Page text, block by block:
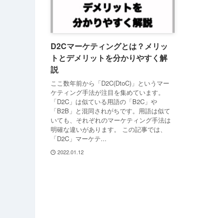
D2Cマーケティングとは？メリッ
トとデメリットを分かりやすく解
説
ここ数年前から「D2C(DtoC)」というマー
ケティング手法が注目を集めています。
「D2C」は似ている用語の「B2C」や
「B2B」と混同されがちです。用語は似て
いても、それぞれのマーケティング手法は
明確な違いがあります。 この記事では、
「D2C」マーケテ...
2022.01.12